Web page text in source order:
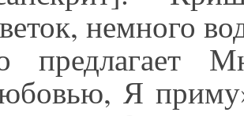
немного
предлагает
Я